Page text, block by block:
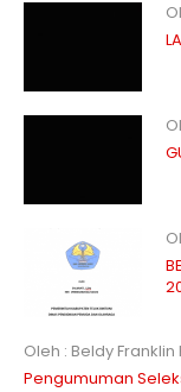
Oleh : Beldy Franklin
Pengumuman